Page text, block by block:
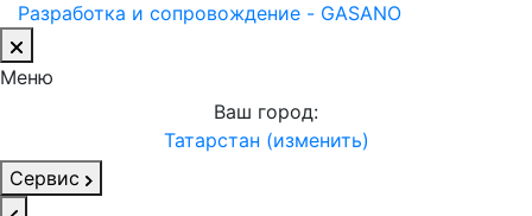
Разработка и сопровождение - GASANO
Меню
Ваш город:
Татарстан (изменить)
Сервис